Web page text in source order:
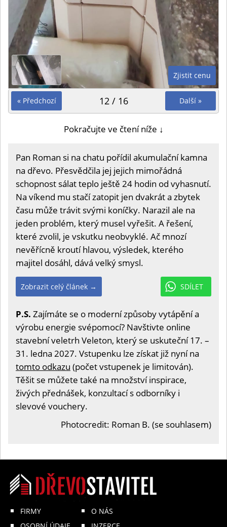
Zjistit cenu
« Předchozí Další »
12 / 16
Pokračujte ve čtení níže ↓
Pan Roman si na chatu pořídil akumulační kamna
na dřevo. Přesvědčila jej jejich mimořádná
schopnost sálat teplo ještě 24 hodin od vyhasnutí.
Na víkend mu stačí zatopit jen dvakrát a zbytek
času může trávit svými koníčky. Narazil ale na
jeden problém, který musel vyřešit. A řešení,
které zvolil, je vskutku neobvyklé. Ač mnozí
nevěřícně kroutí hlavou, výsledek, kterého
majitel dosáhl, dává velký smysl.
SDÍLET
Zobrazit celý článek →
P.S. Zajímáte se o moderní způsoby vytápění a
výrobu energie svépomocí? Navštivte online
stavební veletrh Veleton, který se uskuteční 17. –
31. ledna 2027. Vstupenku lze získat již nyní na
tomto odkazu (počet vstupenek je limitován).
Těšit se můžete také na množství inspirace,
živých přednášek, konzultací s odborníky i
slevové vouchery.
Photocredit: Roman B. (se souhlasem)
FIRMY
O NÁS